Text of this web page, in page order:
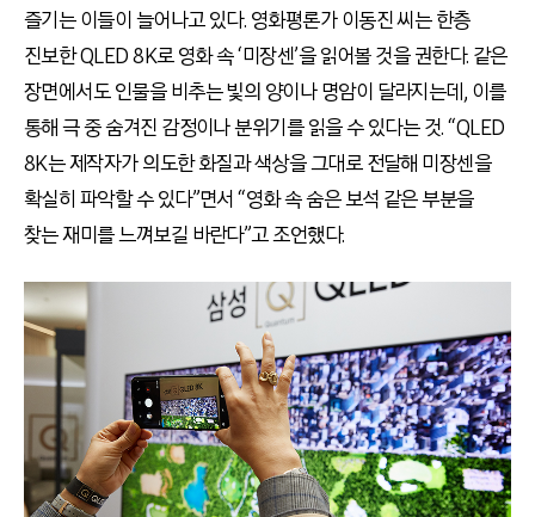
즐기는 이들이 늘어나고 있다. 영화평론가 이동진 씨는 한층
진보한 QLED 8K로 영화 속 ‘미장센’을 읽어볼 것을 권한다. 같은
장면에서도 인물을 비추는 빛의 양이나 명암이 달라지는데, 이를
통해 극 중 숨겨진 감정이나 분위기를 읽을 수 있다는 것. “QLED
8K는 제작자가 의도한 화질과 색상을 그대로 전달해 미장센을
확실히 파악할 수 있다”면서 “영화 속 숨은 보석 같은 부분을
찾는 재미를 느껴보길 바란다”고 조언했다.